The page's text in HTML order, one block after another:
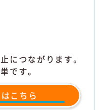
につながります。
です。
はこちら